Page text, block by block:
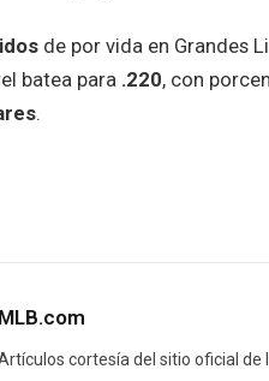
de por vida en Grandes
batea para .220, con
.
MLB.com
cortesía del sitio oficial de